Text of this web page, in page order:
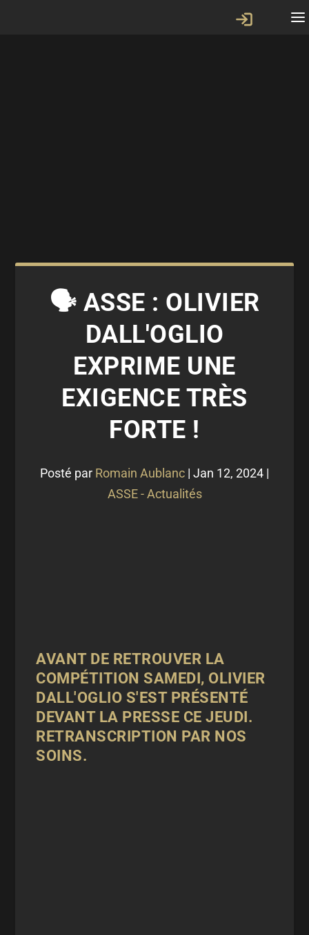
🗣 ASSE : OLIVIER
DALL'OGLIO
EXPRIME UNE
EXIGENCE TRÈS
FORTE !
Posté par Romain Aublanc | Jan 12, 2024 |
ASSE - Actualités
AVANT DE RETROUVER LA
COMPÉTITION SAMEDI, OLIVIER
DALL'OGLIO S'EST PRÉSENTÉ
DEVANT LA PRESSE CE JEUDI.
RETRANSCRIPTION PAR NOS
SOINS.